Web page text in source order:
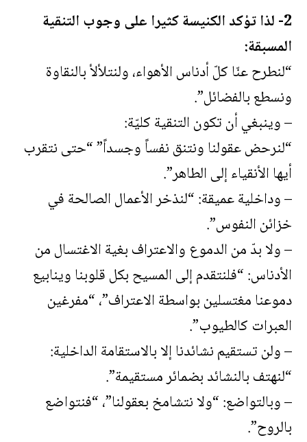
2- لذا تؤكد الكنيسة كثيرا على وجوب التنقية
المسبقة:
“لنطرح عنّا كلّ أدناس الأهواء، ولنتلألأ بالنقاوة
ونسطع بالفضائل”.
– وينبغي أن تكون التنقية كليّة:
“لنرحض عقولنا ونتنق نفساً وجسداً” “حتى نتقرب
أيها الأنقياء إلى الطاهر”.
– وداخلية عميقة: “لنذخر الأعمال الصالحة في
خزائن النفوس”.
– ولا بدّ من الدموع والاعتراف بغية الاغتسال من
الأدناس: “فلنتقدم إلى المسيح بكل قلوبنا وينابيع
دموعنا مغتسلين بواسطة الاعتراف”، “مفرغين
العبرات كالطيوب”.
– ولن تستقيم نشائدنا إلا بالاستقامة الداخلية:
“لنهتف بالنشائد بضمائر مستقيمة”.
– وبالتواضع: “ولا نتشامخ بعقولنا”، “فنتواضع
بالروح”.